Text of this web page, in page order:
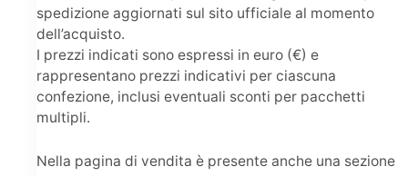
spedizione aggiornati sul sito ufficiale al momento
dell’acquisto.
I prezzi indicati sono espressi in euro (€) e
rappresentano prezzi indicativi per ciascuna
confezione, inclusi eventuali sconti per pacchetti
multipli.
Nella pagina di vendita è presente anche una sezione